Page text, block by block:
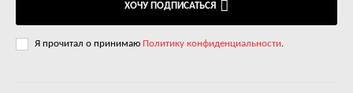
ХОЧУ ПОДПИСАТЬСЯ
Я прочитал о принимаю Политику конфиденциальности.